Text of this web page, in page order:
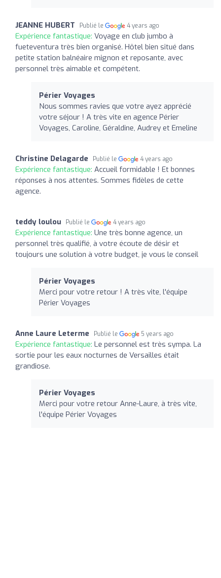
JEANNE HUBERT Publié le 4 years ago
Expérience fantastique: Voyage en club jumbo à
fueteventura très bien organisé. Hôtel bien situé dans
petite station balnéaire mignon et reposante, avec
personnel très aimable et compétent.
Périer Voyages
Nous sommes ravies que votre ayez apprécié
votre séjour ! A très vite en agence Périer
Voyages, Caroline, Géraldine, Audrey et Emeline
Christine Delagarde Publié le 4 years ago
Expérience fantastique: Accueil formidable ! Et bonnes
réponses à nos attentes. Sommes fidèles de cette
agence.
teddy loulou Publié le 4 years ago
Expérience fantastique: Une très bonne agence, un
personnel très qualifié, à votre écoute de désir et
toujours une solution à votre budget, je vous le conseil
Périer Voyages
Merci pour votre retour ! A très vite, l'équipe
Périer Voyages
Anne Laure Leterme Publié le 5 years ago
Expérience fantastique: Le personnel est très sympa. La
sortie pour les eaux nocturnes de Versailles était
grandiose.
Périer Voyages
Merci pour votre retour Anne-Laure, à très vite,
l'équipe Périer Voyages